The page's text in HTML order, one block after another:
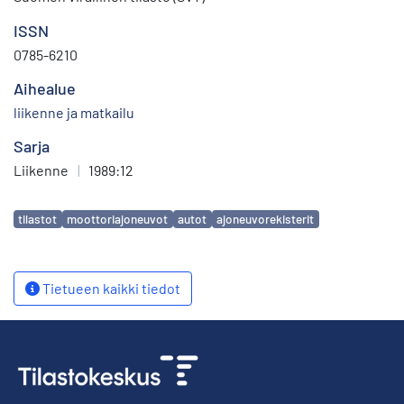
ISSN
0785-6210
Aihealue
liikenne ja matkailu
Sarja
Liikenne | 1989:12
Avainsanat
tilastot moottoriajoneuvot autot ajoneuvorekisterit
Tietueen kaikki tiedot